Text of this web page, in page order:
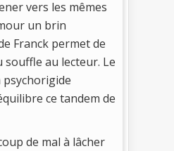
vers les mêmes
un brin
Franck permet de
souffle au lecteur. Le
ce tandem de
de mal à lâcher